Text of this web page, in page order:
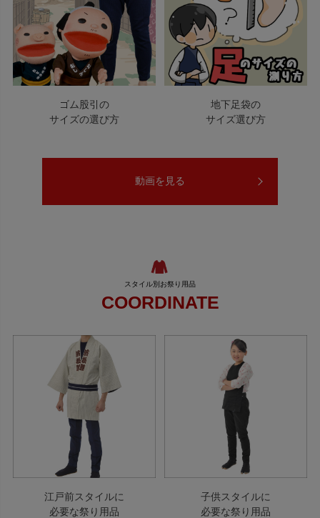
ゴム股引の
サイズの選び方
地下足袋の
サイズ選び方
動画を見る
COORDINATE
江戸前スタイルに
必要な祭り用品
子供スタイルに
必要な祭り用品